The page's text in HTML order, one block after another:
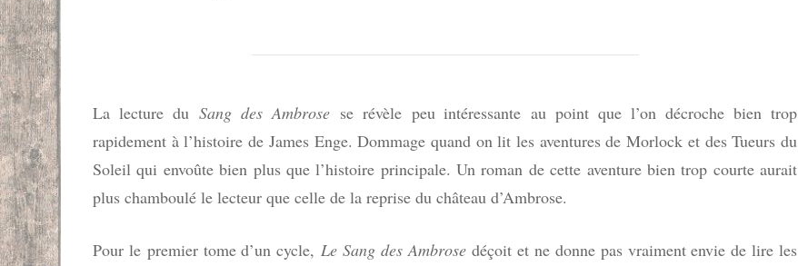
La lecture du Sang des Ambrosese révèle peu intéressante au point que l’on décroche bien trop
rapidement à l’histoire de James Enge. Dommage quand on lit les aventures de Morlock et des Tueurs du
Soleil qui envoûte bien plus que l’histoire principale. Un roman de cette aventure bien trop courte aurait
plus chamboulé le lecteur que celle de la reprise du château d’Ambrose.
Pour le premier tome d’un cycle,Le Sang des Ambrosedéçoit et ne donne pas vraiment envie de lire les